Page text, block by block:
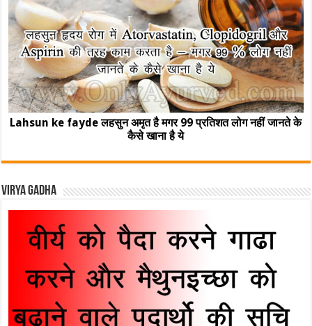
Lahsun ke fayde लहसुन अमृत है मगर 99 प्रतिशत लोग नहीं जानते के
कैसे खाना है ये
Virya Gadha